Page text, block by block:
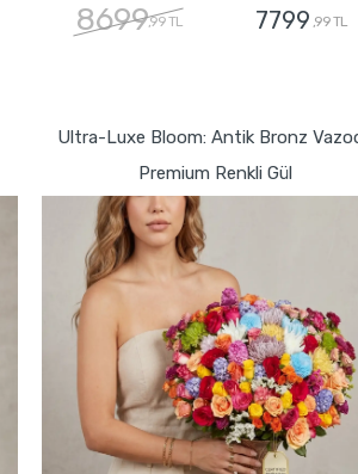
8699,99 TL 7799 ,99 TL
Ultra-Luxe Bloom: Antik Bronz
Premium Renkli Gül